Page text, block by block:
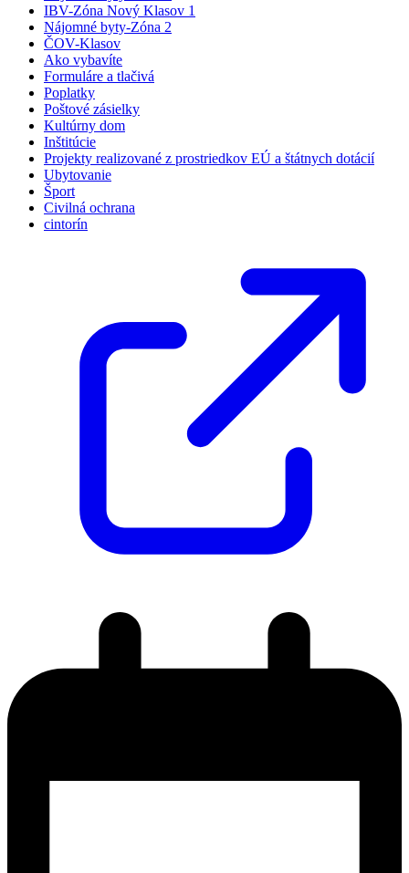
IBV-Zóna Nový Klasov 1
Nájomné byty-Zóna 2
ČOV-Klasov
Ako vybavíte
Formuláre a tlačivá
Poplatky
Poštové zásielky
Kultúrny dom
Inštitúcie
Projekty realizované z prostriedkov EÚ a štátnych dotácií
Ubytovanie
Šport
Civilná ochrana
cintorín